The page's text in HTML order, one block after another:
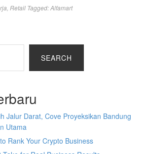
Retail Tagged:Alfamart
SEARCH
Jalur Darat, Cove Proyeksikan Bandung
Utama
Rank Your Crypto Business